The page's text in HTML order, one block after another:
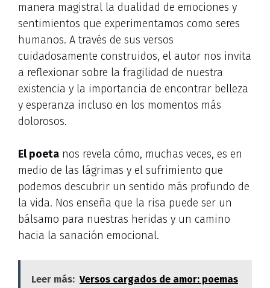
manera magistral la dualidad de emociones y
sentimientos que experimentamos como seres
humanos. A través de sus versos
cuidadosamente construidos, el autor nos invita
a reflexionar sobre la fragilidad de nuestra
existencia y la importancia de encontrar belleza
y esperanza incluso en los momentos más
dolorosos.
El poeta nos revela cómo, muchas veces, es en
medio de las lágrimas y el sufrimiento que
podemos descubrir un sentido más profundo de
la vida. Nos enseña que la risa puede ser un
bálsamo para nuestras heridas y un camino
hacia la sanación emocional.
Leer más: Versos cargados de amor: poemas